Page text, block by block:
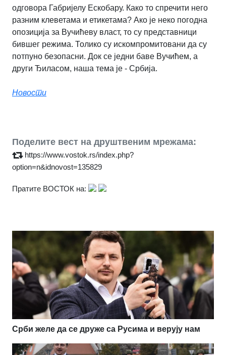
одговора Габријелу Ескобару. Како то спречити него
разним клеветама и етикетама? Ако је неко погодна
опозиција за Вучићеву власт, то су представници
бившег режима. Толико су искомпромитовани да су
потпуно безопасни. Док се једни баве Вучићем, а
други Ђиласом, наша тема је - Србија.
Новости
Поделите вест на друштвеним мрежама:
https://www.vostok.rs/index.php?
option=n&idnovost=135829
Пратите ВОСТОК на:
Срби желе да се друже са Русима и верују нам